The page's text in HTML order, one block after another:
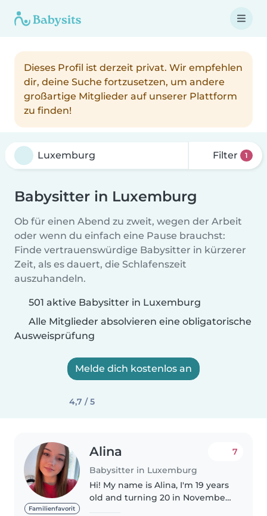
Dieses Profil ist derzeit privat. Wir empfehlen
dir, deine Suche fortzusetzen, um andere
großartige Mitglieder auf unserer Plattform
zu finden!
Filter 1
Babysitter in Luxemburg
Ob für einen Abend zu zweit, wegen der Arbeit
oder wenn du einfach eine Pause brauchst:
Finde vertrauenswürdige Babysitter in kürzerer
Zeit, als es dauert, die Schlafenszeit
auszuhandeln.
501 aktive Babysitter in Luxemburg
Alle Mitglieder absolvieren eine obligatorische
Ausweisprüfung
Melde dich kostenlos an
4,7 / 5
Familienfavorit
Alina
Babysitter in Luxemburg
7
Hi! My name is Alina, I'm 19 years
old and turning 20 in November.